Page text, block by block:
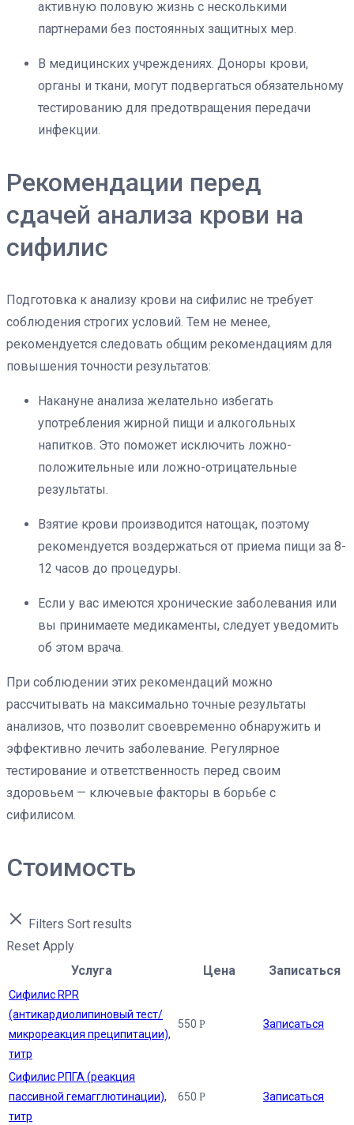
активную половую жизнь с несколькими
партнерами без постоянных защитных мер.
В медицинских учреждениях. Доноры крови,
органы и ткани, могут подвергаться обязательному
тестированию для предотвращения передачи
инфекции.
Рекомендации перед
сдачей анализа крови на
сифилис
Подготовка к анализу крови на сифилис не требует
соблюдения строгих условий. Тем не менее,
рекомендуется следовать общим рекомендациям для
повышения точности результатов:
Накануне анализа желательно избегать
употребления жирной пищи и алкогольных
напитков. Это поможет исключить ложно-
положительные или ложно-отрицательные
результаты.
Взятие крови производится натощак, поэтому
рекомендуется воздержаться от приема пищи за 8-
12 часов до процедуры.
Если у вас имеются хронические заболевания или
вы принимаете медикаменты, следует уведомить
об этом врача.
При соблюдении этих рекомендаций можно
рассчитывать на максимально точные результаты
анализов, что позволит своевременно обнаружить и
эффективно лечить заболевание. Регулярное
тестирование и ответственность перед своим
здоровьем — ключевые факторы в борьбе с
сифилисом.
Стоимость
Filters Sort results
Reset Apply
Услуга
Цена Записаться
Сифилис RPR
(антикардиолипиновый тест/
микрореакция преципитации),
титр
550 Р Записаться
Сифилис РПГА (реакция
пассивной гемагглютинации),
титр
650 Р Записаться